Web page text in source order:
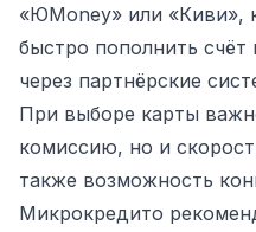
«ЮMoney» или «Киви»,
быстро пополнить
через партнёрские
При выборе карты
комиссию, но и
также возможность
Микрокредито